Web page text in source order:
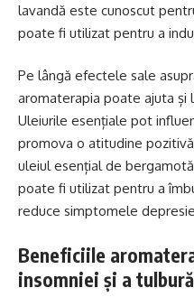
lavandă este cunoscut
poate fi utilizat pentru a
Pe lângă efectele sale
aromaterapia poate ajuta și
Uleiurile esențiale pot
promova o atitudine
uleiul esențial de
poate fi utilizat pentru a
reduce simptomele
Beneficiile
insomniei și a